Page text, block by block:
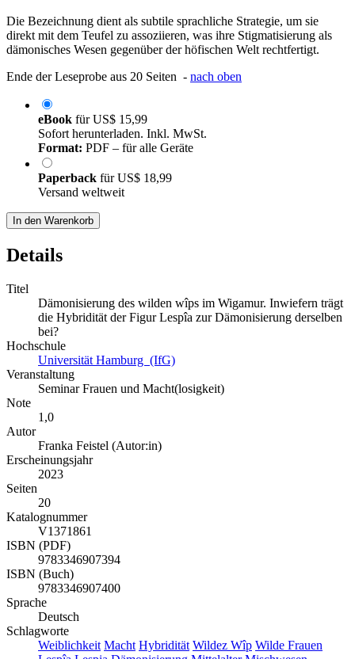
Die Bezeichnung dient als subtile sprachliche Strategie, um sie
direkt mit dem Teufel zu assoziieren, was ihre Stigmatisierung als
dämonisches Wesen gegenüber der höfischen Welt rechtfertigt.
Ende der Leseprobe aus 20 Seiten - nach oben
eBook fürUS$ 15,99
Sofort herunterladen. Inkl. MwSt.
Format: PDF – für alle Geräte
Paperback fürUS$ 18,99
Versand weltweit
In den Warenkorb
Details
Titel
Dämonisierung des wilden wîps im Wigamur. Inwiefern trägt
die Hybridität der Figur Lespîa zur Dämonisierung derselben
bei?
Hochschule
Universität Hamburg (IfG)
Veranstaltung
Seminar Frauen und Macht(losigkeit)
Note
1,0
Autor
Franka Feistel (Autor:in)
Erscheinungsjahr
2023
Seiten
20
Katalognummer
V1371861
ISBN (PDF)
9783346907394
ISBN (Buch)
9783346907400
Sprache
Deutsch
Schlagworte
Weiblichkeit Macht Hybridität Wildez Wîp Wilde Frauen